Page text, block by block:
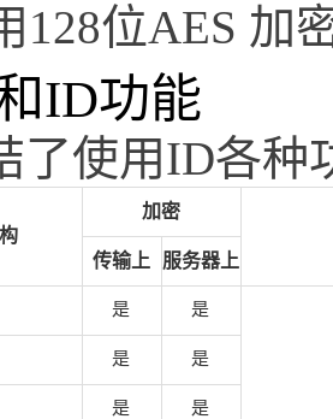
128位AES 加
ID功能
了使用ID各种
加密
传输上 服务器上
是 是
是 是
是 是